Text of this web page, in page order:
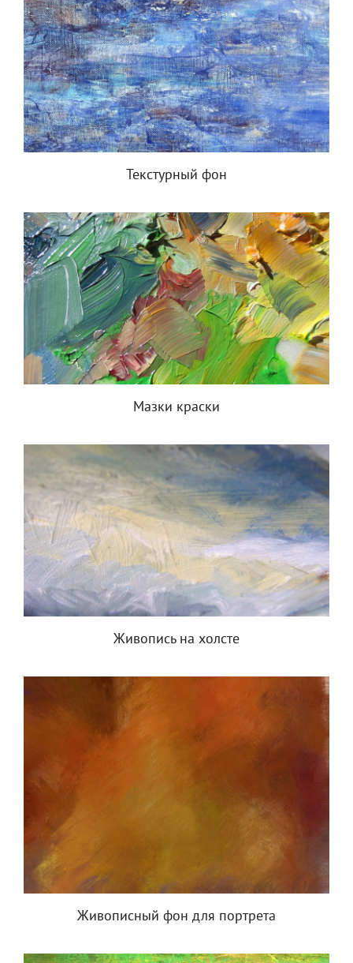
Текстурный фон
Мазки краски
Живопись на холсте
Живописный фон для портрета